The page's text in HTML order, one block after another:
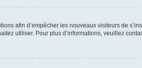
afin d’empêcher les nouveaux visiteurs de
utiliser. Pour plus d’informations, veuillez